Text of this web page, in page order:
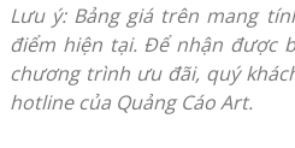
Lưu ý: Bảng giá trên mang
điểm hiện tại. Để nhận được
chương trình ưu đãi, quý
hotline của Quảng Cáo Art.